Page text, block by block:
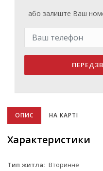
або залиште Ваш
ОПИС НА КАРТІ
Характеристики
Тип житла: Вторинне